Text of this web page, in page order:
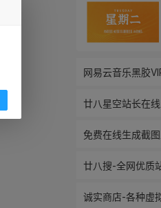
网易云音乐黑胶
廿八星空站长在
免费在线生成截
廿八搜-全网优质
诚实商店-各种虚